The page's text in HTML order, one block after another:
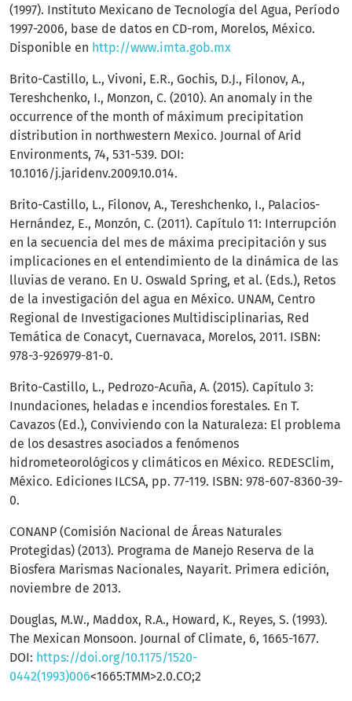
(1997). Instituto Mexicano de Tecnología del Agua, Período
1997-2006, base de datos en CD-rom, Morelos, México.
Disponible en http://www.imta.gob.mx
Brito-Castillo, L., Vivoni, E.R., Gochis, D.J., Filonov, A.,
Tereshchenko, I., Monzon, C. (2010). An anomaly in the
occurrence of the month of máximum precipitation
distribution in northwestern Mexico. Journal of Arid
Environments, 74, 531-539. DOI:
10.1016/j.jaridenv.2009.10.014.
Brito-Castillo, L., Filonov, A., Tereshchenko, I., Palacios-
Hernández, E., Monzón, C. (2011). Capítulo 11: Interrupción
en la secuencia del mes de máxima precipitación y sus
implicaciones en el entendimiento de la dinámica de las
lluvias de verano. En U. Oswald Spring, et al. (Eds.), Retos
de la investigación del agua en México. UNAM, Centro
Regional de Investigaciones Multidisciplinarias, Red
Temática de Conacyt, Cuernavaca, Morelos, 2011. ISBN:
978-3-926979-81-0.
Brito-Castillo, L., Pedrozo-Acuña, A. (2015). Capítulo 3:
Inundaciones, heladas e incendios forestales. En T.
Cavazos (Ed.), Conviviendo con la Naturaleza: El problema
de los desastres asociados a fenómenos
hidrometeorológicos y climáticos en México. REDESClim,
México. Ediciones ILCSA, pp. 77-119. ISBN: 978-607-8360-39-
0.
CONANP (Comisión Nacional de Áreas Naturales
Protegidas) (2013). Programa de Manejo Reserva de la
Biosfera Marismas Nacionales, Nayarit. Primera edición,
noviembre de 2013.
Douglas, M.W., Maddox, R.A., Howard, K., Reyes, S. (1993).
The Mexican Monsoon. Journal of Climate, 6, 1665-1677.
DOI: https://doi.org/10.1175/1520-
0442(1993)006<1665:TMM>2.0.CO;2